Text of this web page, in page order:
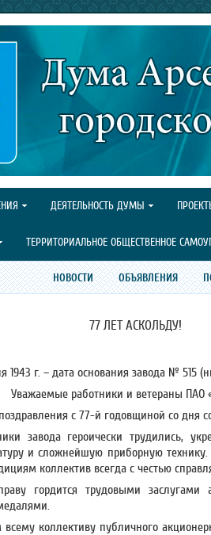
ДЕЯТЕЛЬНОСТЬ ДУМЫ
ТЕРРИТОРИАЛЬНОЕ ОБЩЕСТВЕННОЕ
НОВОСТИ ОБЪЯВЛЕНИЯ
77 ЛЕТ АСКОЛЬДУ!
1943 г. – дата основания завода № 515
Уважаемые работники и ветераны ПАО
с 77-й годовщиной со дня
завода героически трудились,
и сложнейшую приборную
коллектив всегда с честью
гордится трудовыми заслугами
коллективу публичного